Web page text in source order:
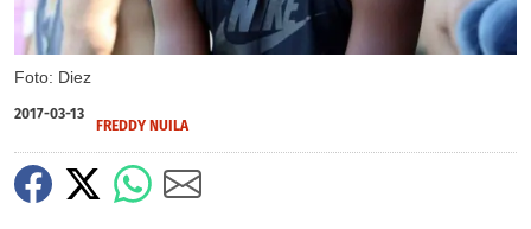
Foto: Diez
2017-03-13
FREDDY NUILA